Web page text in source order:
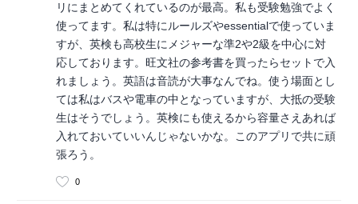
リにまとめてくれているのが最高。私も受験勉強でよく
使ってます。私は特にルールズやessentialで使っていま
すが、英検も高校生にメジャーな準2や2級を中心に対
応しております。旺文社の参考書を買ったらセットで入
れましょう。英語は音読が大事なんでね。使う場面とし
ては私はバスや電車の中となっていますが、大抵の受験
生はそうでしょう。英検にも使えるから容量さえあれば
入れておいていいんじゃないかな。このアプリで共に頑
張ろう。
0